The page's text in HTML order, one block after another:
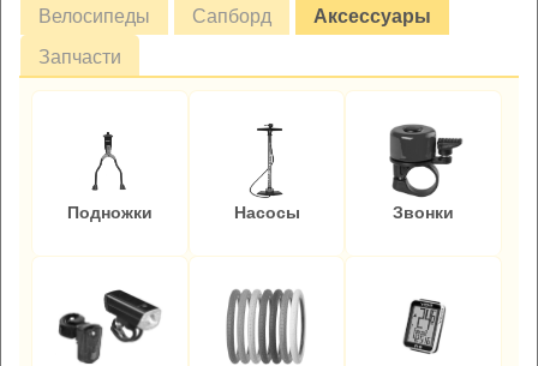
Велосипеды Сапборд
Аксессуары
Запчасти
Подножки Насосы Звонки